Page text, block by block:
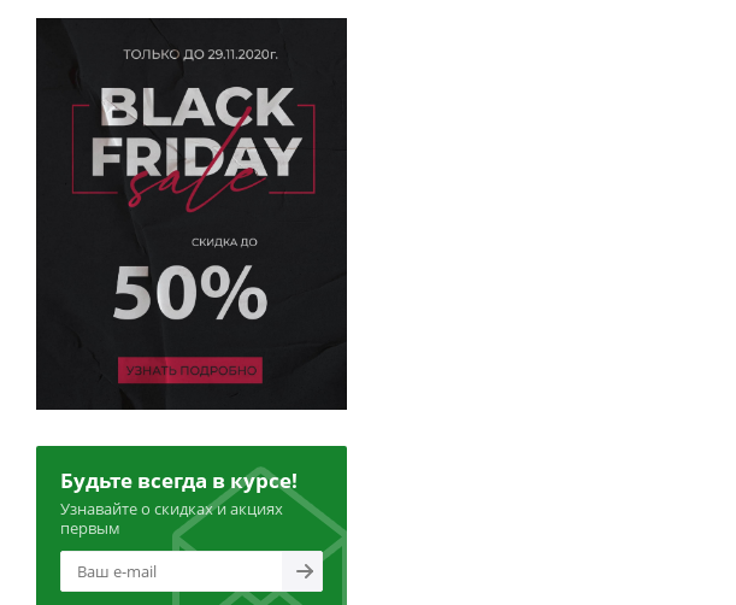
Будьте всегда в курсе!
Узнавайте о скидках и акциях
первым